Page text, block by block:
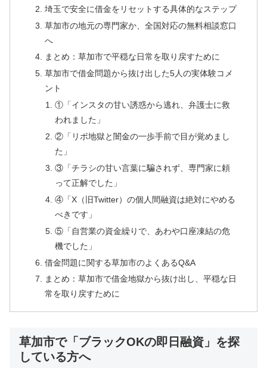
埼玉で安全に借金をリセットする具体的なステップ
草加市の地元の専門家か、全国対応の無料相談窓口
へ
まとめ：草加市で平穏な日常を取り戻すために
草加市で借金問題から抜け出した5人の実体験コメ
ント
①「インスタの甘い誘惑から逃れ、弁護士に救
われました」
②「リボ地獄と闇金の一歩手前で目が覚めまし
た」
③「チラシの甘い言葉に騙されず、専門家に頼
って正解でした」
④「X（旧Twitter）の個人間融資は絶対にやめる
べきです」
⑤「自営業の資金繰りで、あわや口座凍結の危
機でした」
借金問題に関する草加市のよくあるQ&A
まとめ：草加市で借金地獄から抜け出し、平穏な日
常を取り戻すために
草加市で「ブラックOKの即日融資」を探
している方へ